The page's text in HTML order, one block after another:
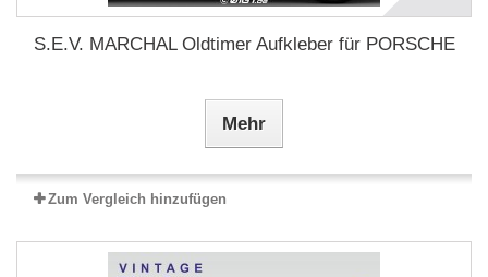
S.E.V. MARCHAL Oldtimer Aufkleber für PORSCHE
Mehr
Zum Vergleich hinzufügen